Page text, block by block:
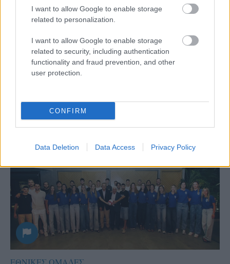
I want to allow Google to enable storage
related to personalization.
I want to allow Google to enable storage
related to security, including authentication
functionality and fraud prevention, and other
user protection.
CONFIRM
Data Deletion Data Access Privacy Policy
Aκολουθήστε μας
παντού…
ΕΘΝΙΚΕΣ ΟΜΑΔΕΣ